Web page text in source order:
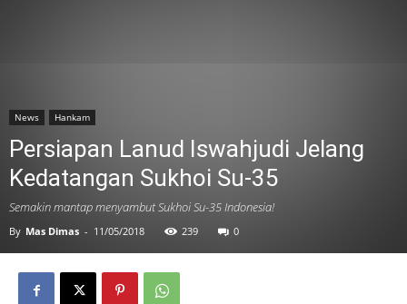
News Hankam
Persiapan Lanud Iswahjudi Jelang
Kedatangan Sukhoi Su-35
Semakin mantap menyambut Sukhoi Su-35 Indonesia!
By Mas Dimas - 11/05/2018 239 0